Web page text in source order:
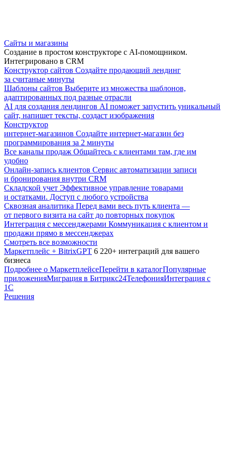
Сайты и магазины
Создание в простом конструкторе с AI-помощником.
Интегрировано в CRM
Конструктор сайтов Создайте продающий лендинг
за считаные минуты
Шаблоны сайтов Выберите из множества шаблонов,
адаптированных под разные отрасли
AI для создания лендингов AI поможет запустить уникальный
сайт, напишет тексты, создаст изображения
Конструктор
интернет-магазинов Создайте интернет-магазин без
программирования за 2 минуты
Все каналы продаж Общайтесь с клиентами там, где им
удобно
Онлайн-запись клиентов Сервис автоматизации записи
и бронирования внутри CRM
Складской учет Эффективное управление товарами
и остатками. Доступ с любого устройства
Сквозная аналитика Перед вами весь путь клиента —
от первого визита на сайт до повторных покупок
Интеграция с мессенджерами Коммуникация с клиентом и
продажи прямо в мессенджерах
Смотреть все возможности
Маркетплейс + BitrixGPT 6 220+ интеграций для вашего
бизнеса
Подробнее о МаркетплейсеПерейти в каталогПопулярные
приложенияМиграция в Битрикс24ТелефонияИнтеграция с
1С
Решения